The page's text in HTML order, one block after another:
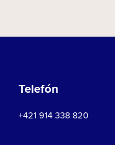
Telefón
+421 914 338 820